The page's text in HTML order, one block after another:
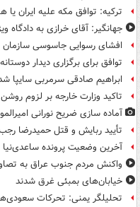
ترکیه: توافق مکه علیه ایران
جهانگیر: آقای خرازی به دادگاه
افشای رسوایی جاسوسی سازمان
توافق برای برگزاری دیدار
ابراهیم صادقی سرمربی سایپا
تاکید وزارت خارجه بر لزوم
آماده سازی ضریح نورانی
تأیید ربایش و قتل حمیدرضا
آخرین وضعیت پرونده ساعدی‌نیا
واکنش مردم جنوب عراق به
خیابان‌های بمبئی غرق شدند
تحلیلگر یمنی: تحرکات